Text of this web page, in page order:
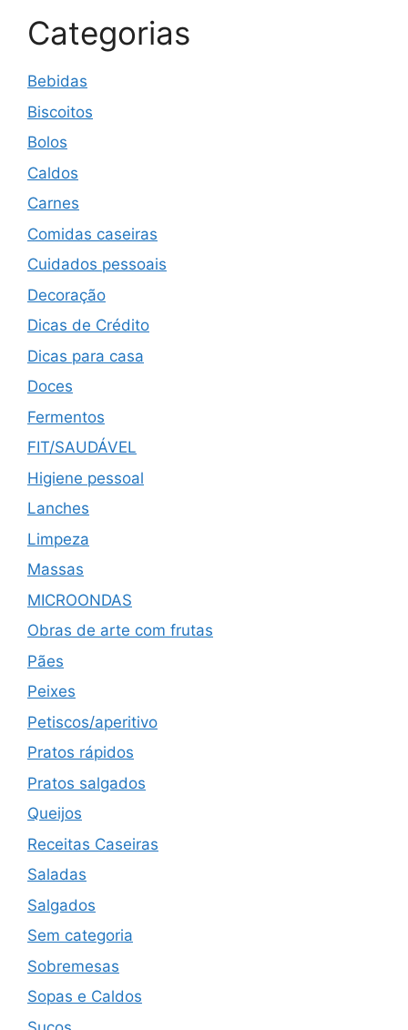
Categorias
Bebidas
Biscoitos
Bolos
Caldos
Carnes
Comidas caseiras
Cuidados pessoais
Decoração
Dicas de Crédito
Dicas para casa
Doces
Fermentos
FIT/SAUDÁVEL
Higiene pessoal
Lanches
Limpeza
Massas
MICROONDAS
Obras de arte com frutas
Pães
Peixes
Petiscos/aperitivo
Pratos rápidos
Pratos salgados
Queijos
Receitas Caseiras
Saladas
Salgados
Sem categoria
Sobremesas
Sopas e Caldos